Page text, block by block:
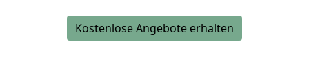
Kostenlose Angebote erhalten